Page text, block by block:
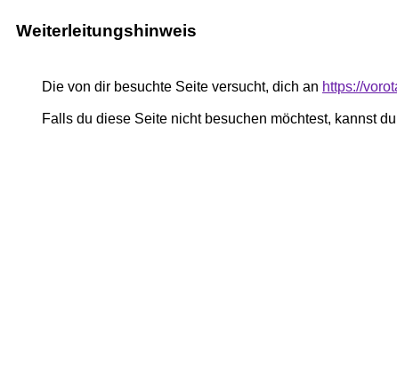
Weiterleitungshinweis
Die von dir besuchte Seite versucht, dich an https://
Falls du diese Seite nicht besuchen möchtest, kannst du